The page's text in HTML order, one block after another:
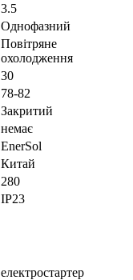
3.5
Однофазний
Повітряне
охолодження
30
78-82
Закритий
немає
EnerSol
Китай
280
IP23
електростартер